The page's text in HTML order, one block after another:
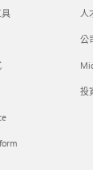
人
公
投